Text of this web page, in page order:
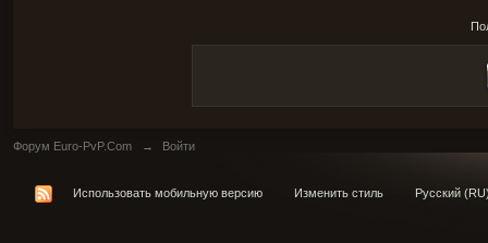
Форум Euro-PvP.Com → Войти
Использовать мобильную версию Изменить стиль Русский